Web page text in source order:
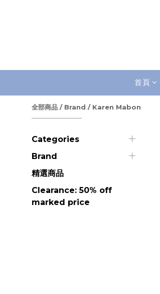
首頁
全部商品 / Brand / Karen Mabon
Categories
Brand
精選商品
Clearance: 50% off
marked price